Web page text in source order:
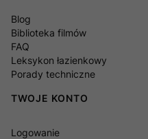
Blog
Biblioteka filmów
FAQ
Leksykon łazienkowy
Porady techniczne
TWOJE KONTO
Logowanie